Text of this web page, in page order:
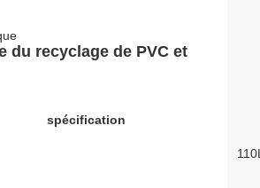
du recyclage de PVC et
spécification